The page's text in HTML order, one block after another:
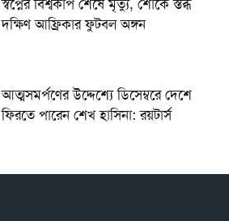
স্বপ্নের বিশ্বকাপ শেষে মৃত্যু, শোকে স্তব্ধ
দক্ষিণ আফ্রিকার ফুটবল অঙ্গন
আত্মসমর্পণের উদ্দেশ্যে ডিসেম্বরে দেশে
ফিরতে পারেন শেখ হাসিনা: রয়টার্স